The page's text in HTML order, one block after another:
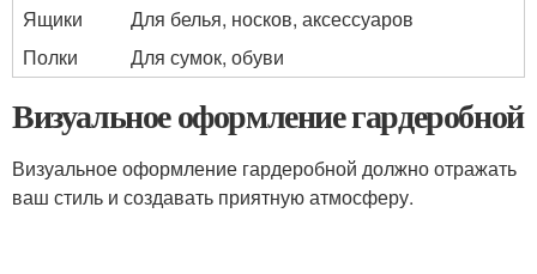
Ящики
Для белья, носков, аксессуаров
Полки
Для сумок, обуви
Визуальное оформление гардеробной
Визуальное оформление гардеробной должно отражать
ваш стиль и создавать приятную атмосферу.